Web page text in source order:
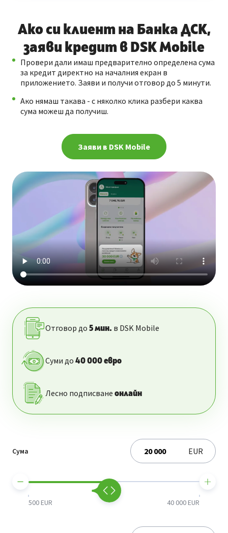
Ако си клиент на Банка ДСК,
заяви кредит в DSK Mobile
Провери дали имаш предварително определена сума
за кредит директно на началния екран в
приложението. Заяви и получи отговор до 5 минути.
Ако нямаш такава - с няколко клика разбери каква
сума можеш да получиш.
Заяви в DSK Mobile
Отговор до 5мин. в DSK Mobile
Суми до 40 000евро
Лесно подписване онлайн
Сума EUR
500 EUR 40 000 EUR